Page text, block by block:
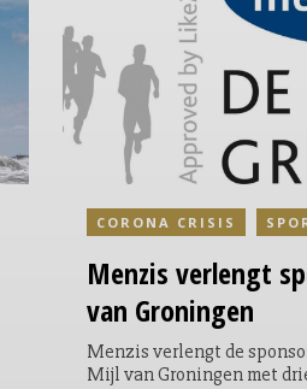
Menzisverlengt
van Groningen
Menzis verlengt de
Mijl van Groningen met
CORONA CRISIS